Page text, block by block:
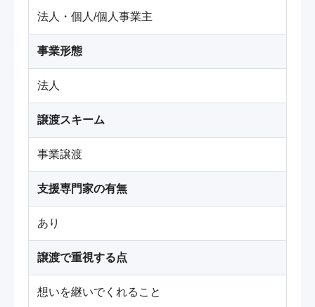
法人・個人/個人事業主
事業形態
法人
譲渡スキーム
事業譲渡
支援専門家の有無
あり
譲渡で重視する点
想いを継いでくれること